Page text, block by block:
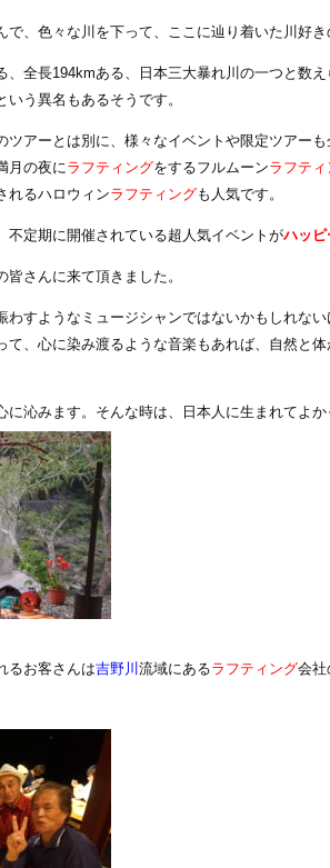
で、色々な川を下って、ここに辿り着いた川好
、全長194kmある、日本三大暴れ川の一つと数
いう異名もあるそうです。
ツアーとは別に、様々なイベントや限定ツアー
月の夜にラフティングをするフルムーンラフティ
れるハロウィンラフティングも人気です。
不定期に開催されている超人気イベントがハッピ
さんに来て頂きました。
わすようなミュージシャンではないかもしれな
て、心に染み渡るような音楽もあれば、自然と
沁みます。そんな時は、日本人に生まれてよか
るお客さんは吉野川 流域にあるラフティング会社